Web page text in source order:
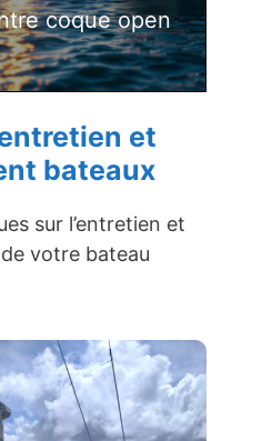
coque open
et
bateaux
sur l’entretien et
de votre bateau